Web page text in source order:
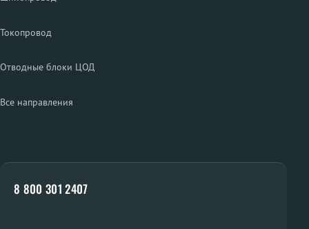
Токопровод
Отводные блоки ЦОД
Все направления
8 800 301 2407